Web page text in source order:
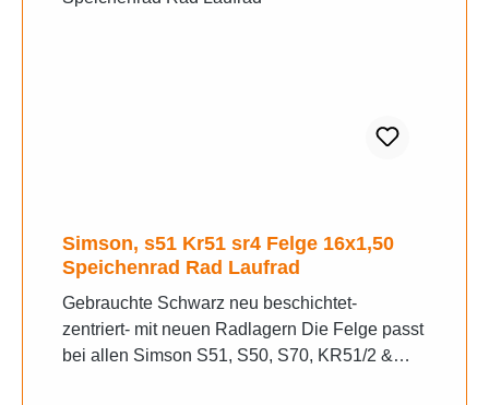
Simson, s51 Kr51 sr4 Felge 16x1,50
Speichenrad Rad Laufrad
Gebrauchte Schwarz neu beschichtet-
zentriert- mit neuen Radlagern Die Felge passt
bei allen Simson S51, S50, S70, KR51/2 &